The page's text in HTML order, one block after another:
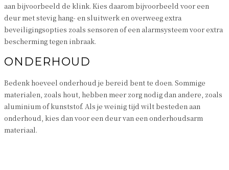
aan bijvoorbeeld de klink. Kies daarom bijvoorbeeld voor een
deur met stevig hang- en sluitwerk en overweeg extra
beveiligingsopties zoals sensoren of een alarmsysteem voor extra
bescherming tegen inbraak.
ONDERHOUD
Bedenk hoeveel onderhoud je bereid bent te doen. Sommige
materialen, zoals hout, hebben meer zorg nodig dan andere, zoals
aluminium of kunststof. Als je weinig tijd wilt besteden aan
onderhoud, kies dan voor een deur van een onderhoudsarm
materiaal.